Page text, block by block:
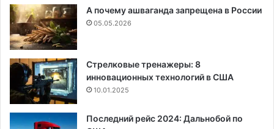
А почему ашваганда запрещена в России
05.05.2026
Стрелковые тренажеры: 8
инновационных технологий в США
10.01.2025
Последний рейс 2024: Дальнобой по